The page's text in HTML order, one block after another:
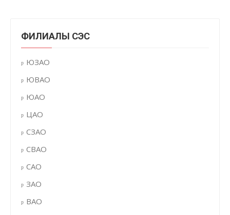
ФИЛИАЛЫ СЭС
ЮЗАО
ЮВАО
ЮАО
ЦАО
СЗАО
СВАО
САО
ЗАО
ВАО